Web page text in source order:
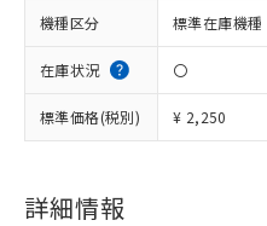
機種区分 標準在庫機種
在庫状況 〇
標準価格(税別) ¥ 2,250
詳細情報